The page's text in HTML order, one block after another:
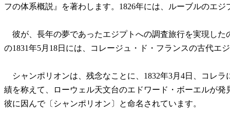
フの体系概説』を著わします。1826年には、ルーブルのエ
彼が、長年の夢であったエジプトへの調査旅行を実現した
の1831年5月18日には、コレージュ・ド・フランスの古代エ
シャンポリオンは、残念なことに、1832年3月4日、コレ
績を称えて、ローウェル天文台のエドワード・ボーエルが
彼に因んで〔シャンポリオン〕と命名されています。